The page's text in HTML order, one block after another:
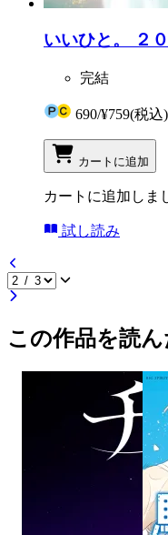
いいひと。 ２０
完結
690/¥759(税込)
カートに追加
カートに追加しま
試し読み
この作品を読